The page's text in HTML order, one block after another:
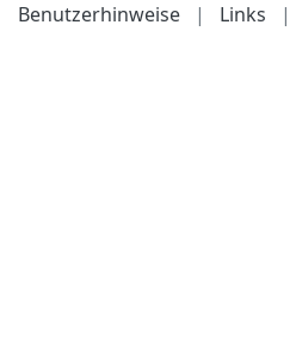
Benutzerhinweise
| Links |